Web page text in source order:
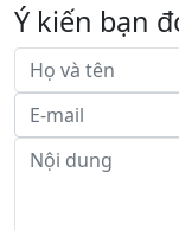
Ý kiến bạn